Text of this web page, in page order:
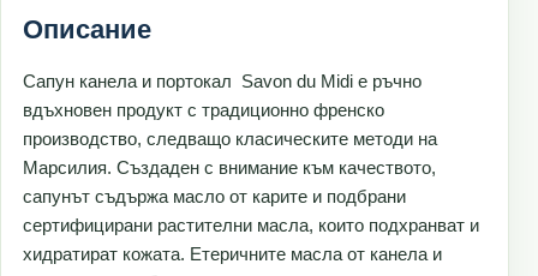
Описание
Сапун канела и портокал Savon du Midi е ръчно
вдъхновен продукт с традиционно френско
производство, следващо класическите методи на
Марсилия. Създаден с внимание към качеството,
сапунът съдържа масло от карите и подбрани
сертифицирани растителни масла, които подхранват и
хидратират кожата. Етеричните масла от канела и